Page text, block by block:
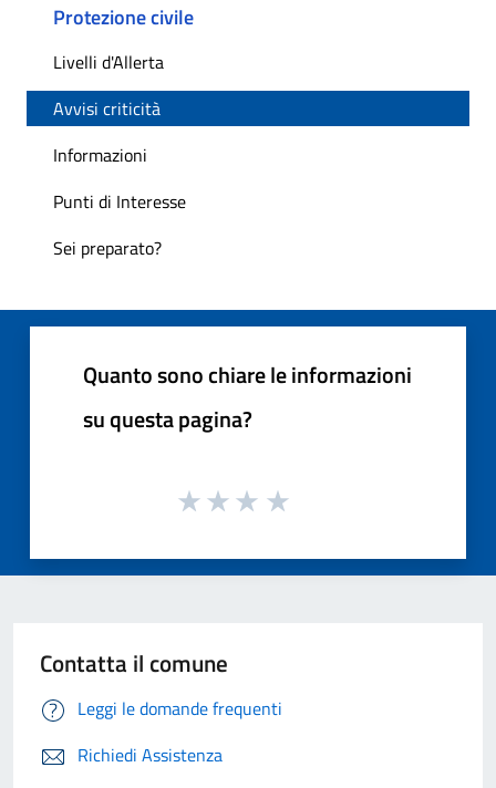
Protezione civile
Livelli d'Allerta
Avvisi criticità
Informazioni
Punti di Interesse
Sei preparato?
Quanto sono chiare le informazioni
su questa pagina?
Contatta il comune
Leggi le domande frequenti
Richiedi Assistenza